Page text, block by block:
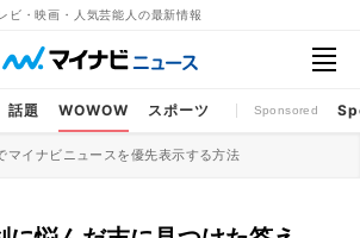
ビ・映画・人気芸能人の最新情報
話題 WOWOW スポーツ Sponsored
マイナビニュースを優先表示する方法